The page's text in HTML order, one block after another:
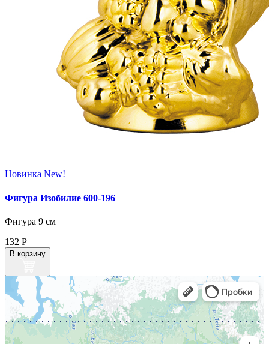
Новинка New!
Фигура Изобилие 600‑196
Фигура 9 см
132 Р
В корзину